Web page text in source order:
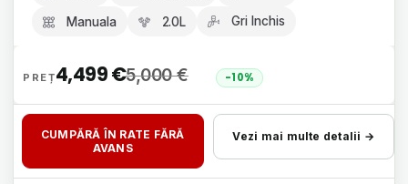
Manuala 2.0L Gri Inchis
5,000€
4,499€ -10%
CUMPĂRĂ ÎN RATE FĂRĂ
AVANS
Vezi mai multe detalii →